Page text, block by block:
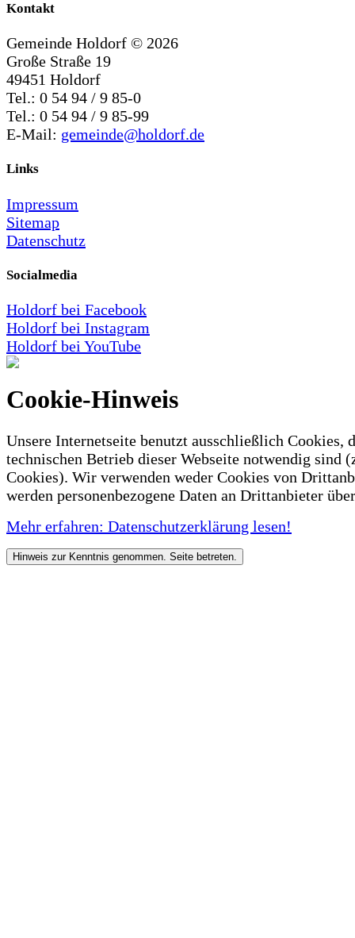
Kontakt
Gemeinde Holdorf © 2026
Große Straße 19
49451 Holdorf
Tel.: 0 54 94 / 9 85-0
Tel.: 0 54 94 / 9 85-99
E-Mail: gemeinde@holdorf.de
Links
Impressum
Sitemap
Datenschutz
Socialmedia
Holdorf bei Facebook
Holdorf bei Instagram
Holdorf bei YouTube
Cookie-Hinweis
Unsere Internetseite benutzt ausschließlich Cookies,
technischen Betrieb dieser Webseite notwendig sind
Cookies). Wir verwenden weder Cookies von
werden personenbezogene Daten an Drittanbieter
Mehr erfahren: Datenschutzerklärung lesen!
Hinweis zur Kenntnis genommen. Seite betreten.